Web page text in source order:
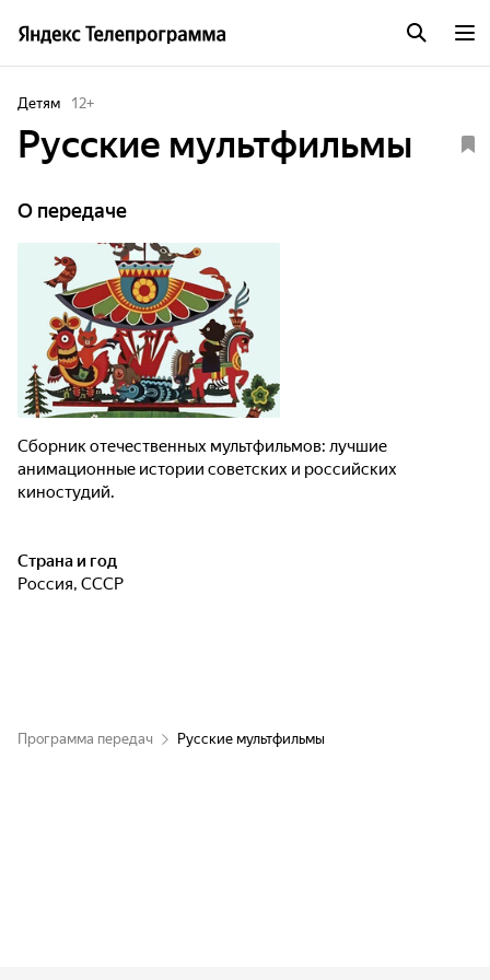
Детям 12+
Русские мультфильмы
О передаче
Сборник отечественных мультфильмов: лучшие
анимационные истории советских и российских
киностудий.
Страна и год
Россия, СССР
Программа передач Русские мультфильмы